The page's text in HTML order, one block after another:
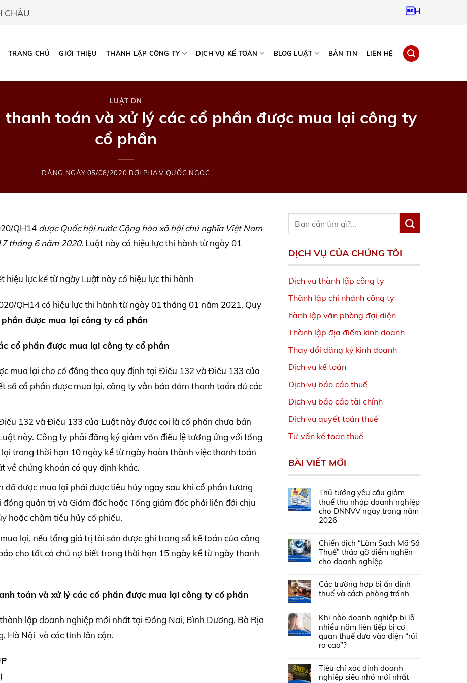
CHÂU Hotline:
TRANG CHỦ GIỚI THIỆU THÀNH LẬP CÔNG TY DỊCH VỤ KẾ TOÁN BLOG LUẬT BẢN TIN LIÊN HỆ
LUẬT DN
toán và xử lý các cổ phần được mua lại công ty
cổ phần
ĐĂNG NGÀY 05/08/2020 BỞI PHẠM QUỐC NGỌC
QH14 được Quốc hội nước Cộng hòa xã hội chủ nghĩa Việt Nam
tháng 6 năm 2020. Luật này có hiệu lực thi hành từ ngày 01
lực kể từ ngày Luật này có hiệu lực thi hành
QH14 có hiệu lực thi hành từ ngày 01 tháng 01 năm 2021. Quy
được mua lại công ty cổ phần
cổ phần được mua lại công ty cổ phần
mua lại cho cổ đông theo quy định tại Điều 132 và Điều 133 của
số cổ phần được mua lại, công ty vẫn bảo đảm thanh toán đủ các
132 và Điều 133 của Luật này được coi là cổ phần chưa bán
này. Công ty phải đăng ký giảm vốn điều lệ tương ứng với tổng
trong thời hạn 10 ngày kể từ ngày hoàn thành việc thanh toán
về chứng khoán có quy định khác.
đã được mua lại phải được tiêu hủy ngay sau khi cổ phần tương
quản trị và Giám đốc hoặc Tổng giám đốc phải liên đới chịu
hoặc chậm tiêu hủy cổ phiếu.
lại, nếu tổng giá trị tài sản được ghi trong sổ kế toán của công
cho tất cả chủ nợ biết trong thời hạn 15 ngày kể từ ngày thanh
toán và xử lý các cổ phần được mua lại công ty cổ phần
lập doanh nghiệp mới nhất tại Đồng Nai, Bình Dương, Bà Rịa
Hà Nội và các tỉnh lân cận.
DỊCH VỤ CỦA CHÚNG TÔI
Dịch vụ thành lập công ty
Thành lập chi nhánh công ty
hành lập văn phòng đại diện
Thành lập địa điểm kinh doanh
Thay đổi đăng ký kinh doanh
Dịch vụ kế toán
Dịch vụ báo cáo thuế
Dịch vụ báo cáo tài chính
Dịch vụ quyết toán thuế
Tư vấn kế toán thuế
BÀI VIẾT MỚI
Thủ tướng yêu cầu giảm
thuế thu nhập doanh nghiệp
cho DNNVV ngay trong năm
2026
Chiến dịch “Làm Sạch Mã Số
Thuế” tháo gỡ điểm nghẽn
cho doanh nghiệp
Các trường hợp bị ấn định
thuế và cách phòng tránh
Khi nào doanh nghiệp bị lỗ
nhiều năm liên tiếp bị cơ
quan thuế đưa vào diện “rủi
ro cao”?
Tiêu chí xác định doanh
nghiệp siêu nhỏ mới nhất